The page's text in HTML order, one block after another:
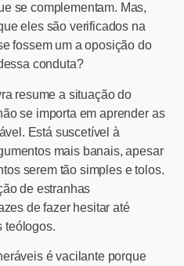
se complementam. Mas,
eles são verificados na
fossem um a oposição do
conduta?
resume a situação do
se importa em aprender as
Está suscetível à
mais banais, apesar
serem tão simples e tolos.
de estranhas
de fazer hesitar até
teólogos.
é vacilante porque